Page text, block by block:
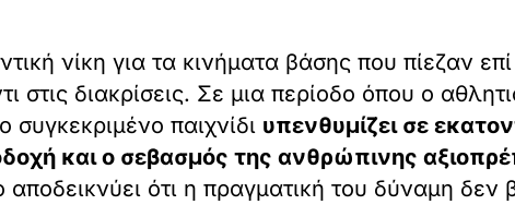
νίκη για τα κινήματα βάσης που πίεζαν επί
διακρίσεις. Σε μια περίοδο όπου ο
συγκεκριμένο παιχνίδι υπενθυμίζει σε
και ο σεβασμός της ανθρώπινης
ότι η πραγματική του δύναμη δεν